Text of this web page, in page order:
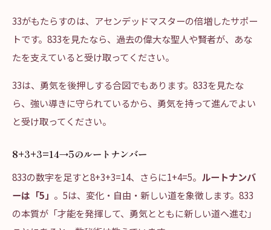
33がもたらすのは、アセンデッドマスターの倍増したサポー
トです。833を見たなら、過去の偉大な聖人や賢者が、あな
たを支えていると受け取ってください。
33は、勇気を後押しする合図でもあります。833を見たな
ら、強い導きに守られているから、勇気を持って進んでよい
と受け取ってください。
8+3+3=14→5のルートナンバー
833の数字を足すと8+3+3=14、さらに1+4=5。 ルートナンバ
ーは「5」 。5は、変化・自由・新しい道を象徴します。833
の本質が「才能を発揮して、勇気とともに新しい道へ進む」